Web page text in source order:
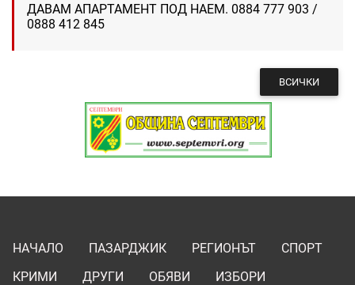
ДАВАМ АПАРТАМЕНТ ПОД НАЕМ. 0884 777 903 /
0888 412 845
ВСИЧКИ
НАЧАЛО ПАЗАРДЖИК РЕГИОНЪТ
СПОРТ
КРИМИ
ДРУГИ ОБЯВИ
ИЗБОРИ